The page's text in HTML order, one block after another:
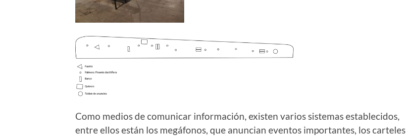
Como medios de comunicar información, existen varios sistemas establecidos,
entre ellos están los megáfonos, que anuncian eventos importantes, los carteles